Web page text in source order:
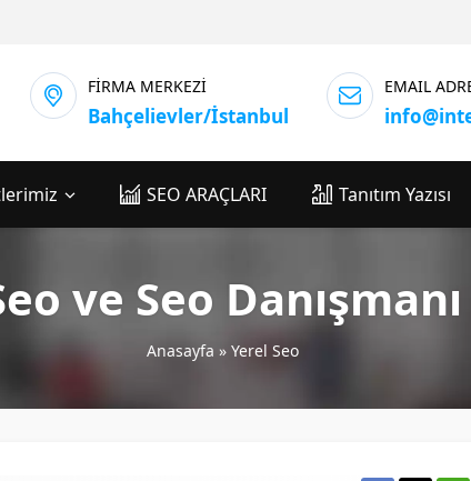
FİRMA MERKEZİ
Bahçelievler/İstanbul
EMAIL
SEO ARAÇLARI Tanıtım Yazısı
ve Seo
Anasayfa » Yerel Seo